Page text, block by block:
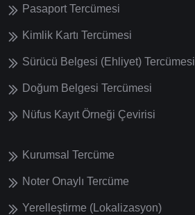
Pasaport Tercümesi
Kimlik Kartı Tercümesi
Sürücü Belgesi (Ehliyet) Tercümesi
Doğum Belgesi Tercümesi
Nüfus Kayıt Örneği Çevirisi
Kurumsal Tercüme
Noter Onaylı Tercüme
Yerelleştirme (Lokalizasyon)